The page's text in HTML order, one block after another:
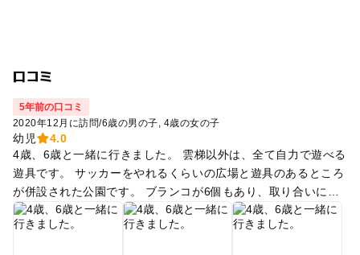
口コミ
5年前の口コミ
2020年12月に訪問/6歳の男の子 4歳の女の子
幼児
4.0
4歳、6歳と一緒に行きました。 雲梯以外は、全て自力で遊べる
遊具です。 サッカーをやれるくらいの広場と遊具のあるところ
が併設された公園です。 ブランコが6個もあり、取り合いにな
らなそう。 石の山、大人気。 鎖を登ったり降りたり。 不思議
なかたちの遊具もあり、子供達は楽しんでいました。 駅近で便